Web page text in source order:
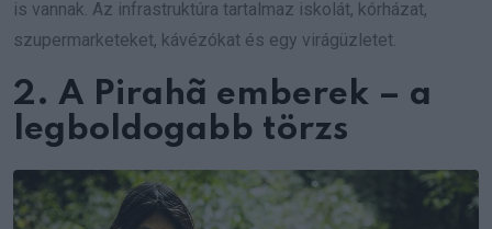
is vannak. Az infrastruktúra tartalmaz iskolát, kórházat,
szupermarketeket, kávézókat és egy virágüzletet.
2. A Pirahã emberek – a
legboldogabb törzs